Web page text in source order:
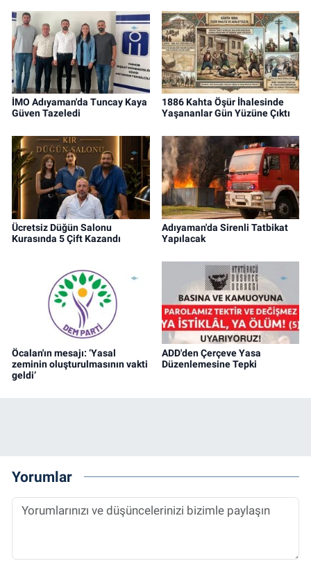
İMO Adıyaman'da Tuncay Kaya
Güven Tazeledi
1886 Kahta Öşür İhalesinde
Yaşananlar Gün Yüzüne Çıktı
Ücretsiz Düğün Salonu
Kurasında 5 Çift Kazandı
Adıyaman'da Sirenli Tatbikat
Yapılacak
Öcalan'ın mesajı: ‘Yasal
zeminin oluşturulmasının vakti
geldi’
ADD'den Çerçeve Yasa
Düzenlemesine Tepki
Yorumlar